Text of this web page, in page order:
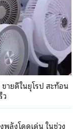
ายดีในยุโรป สะท้อน
ว
ลังโดดเด่น ในช่วง